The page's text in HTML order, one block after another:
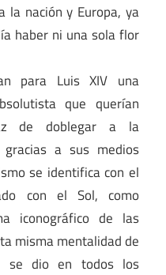
la nación y Europa, ya
haber ni una sola flor
para Luis XIV una
que querían
de doblegar a la
a sus medios
se identifica con el
con el Sol, como
iconográfico de las
misma mentalidad de
se dio en todos los